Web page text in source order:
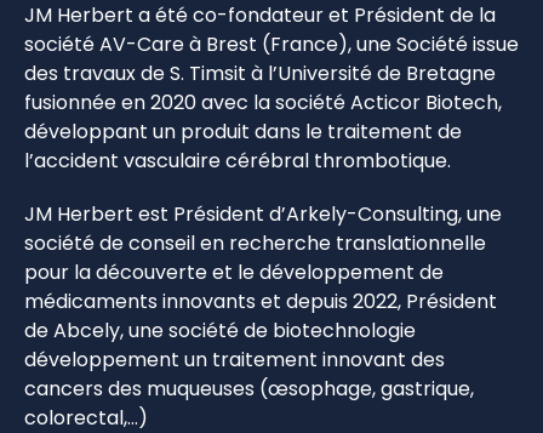
JM Herbert a été co-fondateur et Président de la
société AV-Care à Brest (France), une Société issue
des travaux de S. Timsit à l’Université de Bretagne
fusionnée en 2020 avec la société Acticor Biotech,
développant un produit dans le traitement de
l’accident vasculaire cérébral thrombotique.
JM Herbert est Président d’Arkely-Consulting, une
société de conseil en recherche translationnelle
pour la découverte et le développement de
médicaments innovants et depuis 2022, Président
de Abcely, une société de biotechnologie
développement un traitement innovant des
cancers des muqueuses (œsophage, gastrique,
colorectal,…)